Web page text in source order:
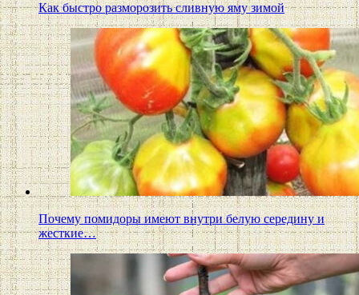
Как быстро разморозить сливную яму зимой
Почему помидоры имеют внутри белую середину и
жесткие…